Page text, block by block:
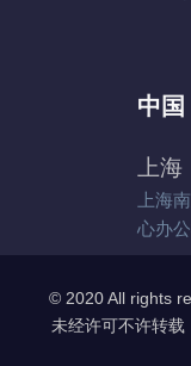
中国
上海
上海
心办
© 2020 All rights
未经许可不许转载